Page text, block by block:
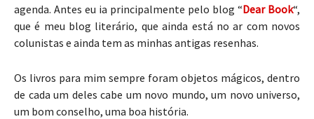
agenda. Antes eu ia principalmente pelo blog “Dear Book“,
que é meu blog literário, que ainda está no ar com novos
colunistas e ainda tem as minhas antigas resenhas.
Os livros para mim sempre foram objetos mágicos, dentro
de cada um deles cabe um novo mundo, um novo universo,
um bom conselho, uma boa história.